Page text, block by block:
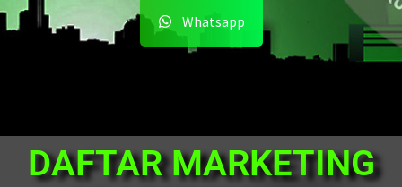
Whatsapp
DAFTAR MARKETING